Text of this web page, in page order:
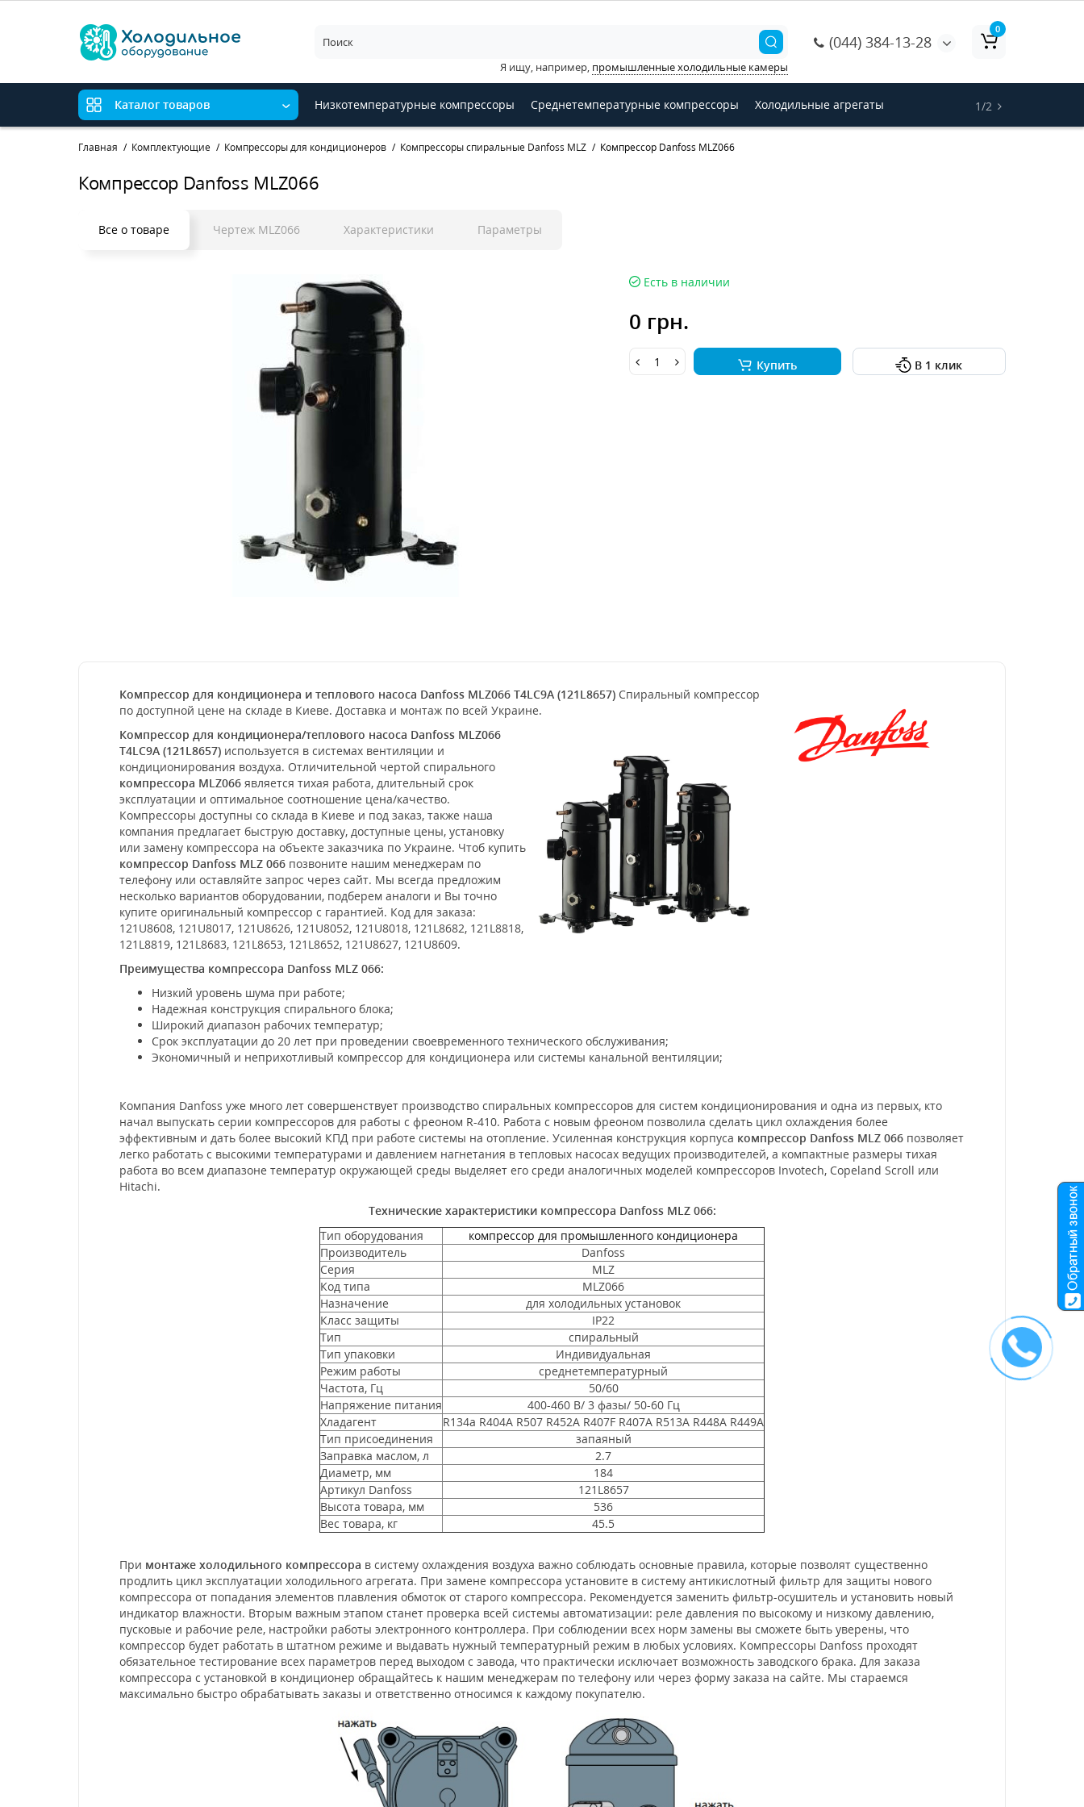
(044) 384-13-28
Я ищу, например, промышленные холодильные камеры
0
Каталог товаров Низкотемпературные компрессоры Среднетемпературные компрессоры Холодильные агрегаты 1/2
Главная Комплектующие Компрессоры для кондиционеров Компрессоры спиральные Danfoss MLZ Компрессор Danfoss MLZ066
Компрессор Danfoss MLZ066
Все о товаре Чертеж MLZ066 Характеристики Параметры
Есть в наличии
0 грн.
Купить В 1 клик
Компрессор для кондиционера и теплового насоса Danfoss MLZ066 T4LC9A (121L8657) Спиральный компрессор
по доступной цене на складе в Киеве. Доставка и монтаж по всей Украине.
Компрессор для кондиционера/теплового насоса Danfoss MLZ066
T4LC9A (121L8657) используется в системах вентиляции и
кондиционирования воздуха. Отличительной чертой спирального
компрессора MLZ066 является тихая работа, длительный срок
эксплуатации и оптимальное соотношение цена/качество.
Компрессоры доступны со склада в Киеве и под заказ, также наша
компания предлагает быструю доставку, доступные цены, установку
или замену компрессора на объекте заказчика по Украине. Чтоб купить
компрессор Danfoss MLZ 066 позвоните нашим менеджерам по
телефону или оставляйте запрос через сайт. Мы всегда предложим
несколько вариантов оборудовании, подберем аналоги и Вы точно
купите оригинальный компрессор с гарантией. Код для заказа:
121U8608, 121U8017, 121U8626, 121U8052, 121U8018, 121L8682, 121L8818,
121L8819, 121L8683, 121L8653, 121L8652, 121U8627, 121U8609.
Преимущества компрессора Danfoss MLZ 066:
Низкий уровень шума при работе;
Надежная конструкция спирального блока;
Широкий диапазон рабочих температур;
Срок эксплуатации до 20 лет при проведении своевременного технического обслуживания;
Экономичный и неприхотливый компрессор для кондиционера или системы канальной вентиляции;
Компания Danfoss уже много лет совершенствует производство спиральных компрессоров для систем кондиционирования и одна из первых, кто
начал выпускать серии компрессоров для работы с фреоном R-410. Работа с новым фреоном позволила сделать цикл охлаждения более
эффективным и дать более высокий КПД при работе системы на отопление. Усиленная конструкция корпуса компрессор Danfoss MLZ 066 позволяет
легко работать с высокими температурами и давлением нагнетания в тепловых насосах ведущих производителей, а компактные размеры тихая
работа во всем диапазоне температур окружающей среды выделяет его среди аналогичных моделей компрессоров Invotech, Copeland Scroll или
Hitachi.
Технические характеристики компрессора Danfoss MLZ 066:
Тип оборудования
компрессор для промышленного кондиционера
Производитель
Danfoss
Серия
MLZ
Код типа
MLZ066
Назначение
для холодильных установок
Класс защиты
IP22
Тип
спиральный
Тип упаковки
Индивидуальная
Режим работы
среднетемпературный
Частота, Гц
50/60
Напряжение питания
400-460 В/ 3 фазы/ 50-60 Гц
Хладагент
R134a R404A R507 R452A R407F R407A R513A R448A R449A
Тип присоединения
запаяный
Заправка маслом, л
2.7
Диаметр, мм
184
Артикул Danfoss
121L8657
Высота товара, мм
536
Вес товара, кг
45.5
При монтаже холодильного компрессора в систему охлаждения воздуха важно соблюдать основные правила, которые позволят существенно
продлить цикл эксплуатации холодильного агрегата. При замене компрессора установите в систему антикислотный фильтр для защиты нового
компрессора от попадания элементов плавления обмоток от старого компрессора. Рекомендуется заменить фильтр-осушитель и установить новый
индикатор влажности. Вторым важным этапом станет проверка всей системы автоматизации: реле давления по высокому и низкому давлению,
пусковые и рабочие реле, настройки работы электронного контроллера. При соблюдении всех норм замены вы сможете быть уверены, что
компрессор будет работать в штатном режиме и выдавать нужный температурный режим в любых условиях. Компрессоры Danfoss проходят
обязательное тестирование всех параметров перед выходом с завода, что практически исключает возможность заводского брака. Для заказа
компрессора с установкой в кондиционер обращайтесь к нашим менеджерам по телефону или через форму заказа на сайте. Мы стараемся
максимально быстро обрабатывать заказы и ответственно относимся к каждому покупателю.